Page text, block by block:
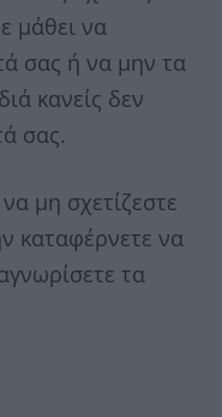
μάθει να
σας ή να μην τα
κανείς δεν
σας.
μη σχετίζεστε
καταφέρνετε να
τα